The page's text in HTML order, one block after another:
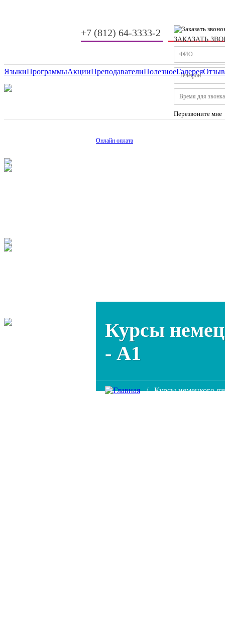
+7 (812) 64-3333-2
ЗАКАЗАТЬ
Перезвоните мне
-
ЯзыкиПрограммыАкцииПреподавателиПолезноеГалерея
Курсы
- A1
/ Курсы немецкого
Онлайн оплата